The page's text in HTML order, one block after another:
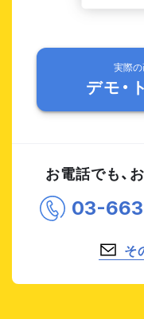
実際の
デモ・
お電話でも、
03-
そ